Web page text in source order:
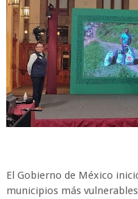
El Gobierno de México
municipios más